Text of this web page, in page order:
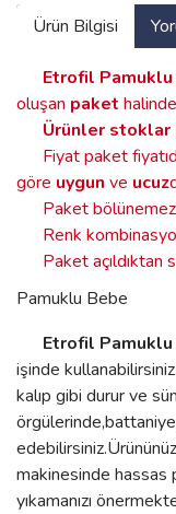
Ürün Bilgisi
Etrofil
oluşan paket
Ürünler stoklar
Fiyat paket
göre uygun ve ucuz
Paket
Renk
Paket açıldıktan
Pamuklu Bebe
Etrofil
işinde
kalıp gibi durur ve
makinesinde hassas
yıkamanızı